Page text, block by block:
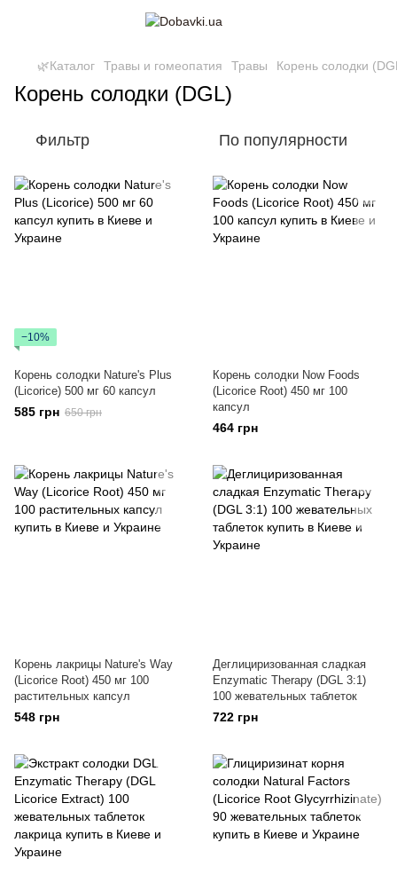
🌿Каталог Травы и гомеопатия Травы Корень солодки
Корень солодки (DGL)
Фильтр По популярности
−10%
Корень солодки Nature's Plus
(Licorice) 500 мг 60 капсул
585 грн 650 грн
Корень солодки Now Foods
(Liсorice Root) 450 мг 100
капсул
464 грн
Корень лакрицы Nature's Way
(Licorice Root) 450 мг 100
растительных капсул
548 грн
Деглициризованная сладкая
Enzymatic Therapy (DGL 3:1)
100 жевательных таблеток
722 грн